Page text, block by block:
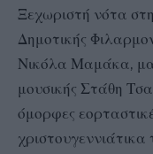
Ξεχωριστή νότα
Δημοτικής
Νικόλα Μαμάκα,
μουσικής Στάθη
όμορφες